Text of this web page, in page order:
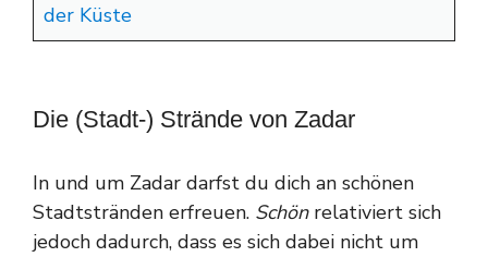
der Küste
Die (Stadt-) Strände von Zadar
In und um Zadar darfst du dich an schönen
Stadtstränden erfreuen. Schönrelativiert sich
jedoch dadurch, dass es sich dabei nicht um